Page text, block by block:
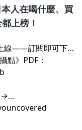
人在喝什麼、買
上榜！
線——訂閱即可下
點》PDF：
→